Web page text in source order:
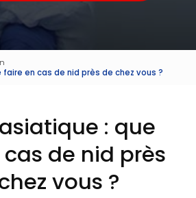
en cas de nid près de chez vous ?
: que
de nid près
vous ?